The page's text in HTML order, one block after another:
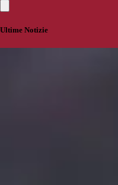
Ultime Notizie